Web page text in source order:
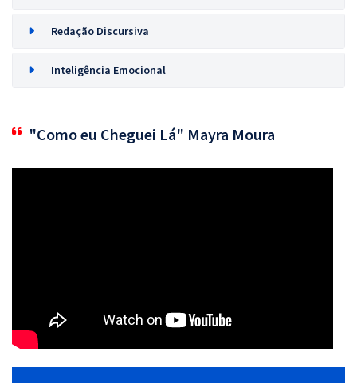
Redação Discursiva
Inteligência Emocional
"Como eu Cheguei Lá" Mayra Moura